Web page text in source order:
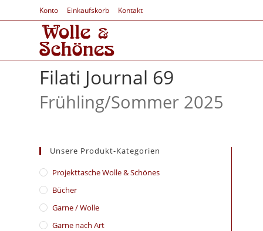
Konto Einkaufskorb Kontakt
Filati Journal 69
Frühling/Sommer 2025
Unsere Produkt-Kategorien
​Projekttasche Wolle & Schönes
Bücher
Garne / Wolle
Garne nach Art